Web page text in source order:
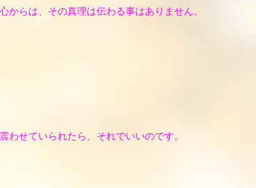
らは、その真理は伝わる事はありません。
わせていられたら、それでいいのです。